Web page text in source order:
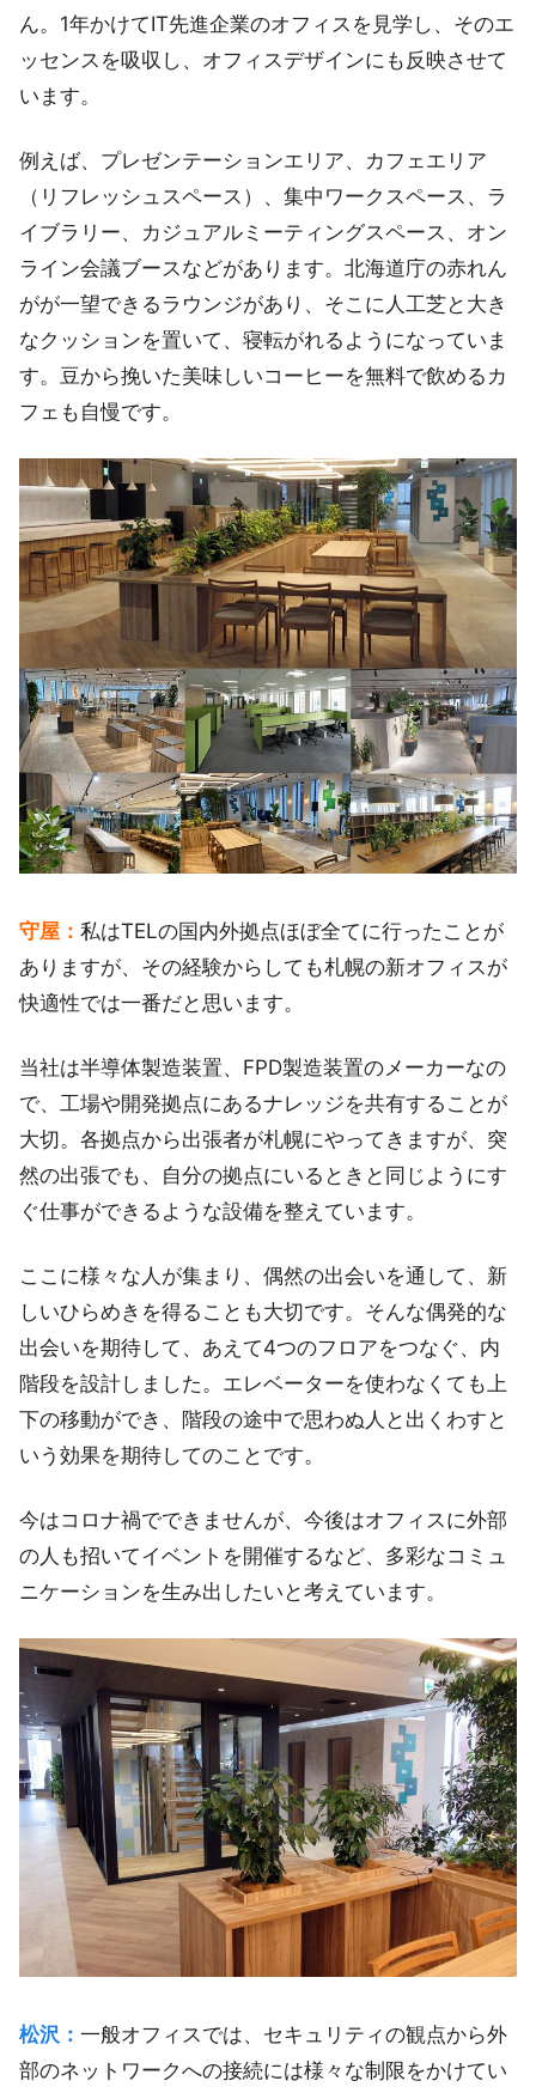
ん。1年かけてIT先進企業のオフィスを見学し、そのエ
ッセンスを吸収し、オフィスデザインにも反映させて
います。
例えば、プレゼンテーションエリア、カフェエリア
（リフレッシュスペース）、集中ワークスペース、ラ
イブラリー、カジュアルミーティングスペース、オン
ライン会議ブースなどがあります。北海道庁の赤れん
がが一望できるラウンジがあり、そこに人工芝と大き
なクッションを置いて、寝転がれるようになっていま
す。豆から挽いた美味しいコーヒーを無料で飲めるカ
フェも自慢です。
守屋： 私はTELの国内外拠点ほぼ全てに行ったことが
ありますが、その経験からしても札幌の新オフィスが
快適性では一番だと思います。
当社は半導体製造装置、FPD製造装置のメーカーなの
で、工場や開発拠点にあるナレッジを共有することが
大切。各拠点から出張者が札幌にやってきますが、突
然の出張でも、自分の拠点にいるときと同じようにす
ぐ仕事ができるような設備を整えています。
ここに様々な人が集まり、偶然の出会いを通して、新
しいひらめきを得ることも大切です。そんな偶発的な
出会いを期待して、あえて4つのフロアをつなぐ、内
階段を設計しました。エレベーターを使わなくても上
下の移動ができ、階段の途中で思わぬ人と出くわすと
いう効果を期待してのことです。
今はコロナ禍でできませんが、今後はオフィスに外部
の人も招いてイベントを開催するなど、多彩なコミュ
ニケーションを生み出したいと考えています。
松沢： 一般オフィスでは、セキュリティの観点から外
部のネットワークへの接続には様々な制限をかけてい